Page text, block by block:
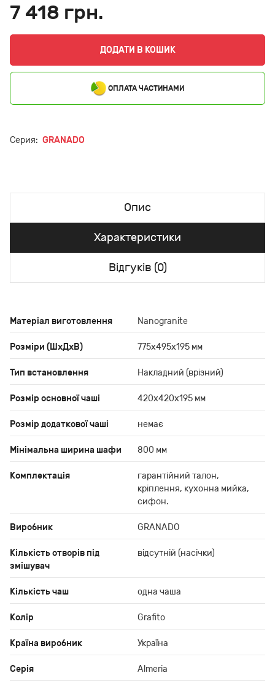
7 418 грн.
ДОДАТИ В КОШИК
ОПЛАТА ЧАСТИНАМИ
Серия: GRANADO
Опис
Характеристики
Відгуків (0)
Матеріал виготовлення Nanogranite
Розміри (ШхДхВ) 775х495х195 мм
Тип встановлення Накладний (врізний)
Розмір основної чаші 420x420x195 мм
Розмір додаткової чаші немає
Мінімальна ширина шафи 800 мм
Комплектація
гарантійний талон,
кріплення, кухонна мийка,
сифон.
Виробник GRANADO
Кількість отворів під
змішувач
відсутній (насічки)
Кількість чаш одна чаша
Колір Grafito
Країна виробник Україна
Серія Almeria